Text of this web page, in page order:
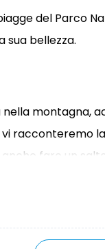
del Parco
sua bellezza.
montagna,
racconteremo
fare un